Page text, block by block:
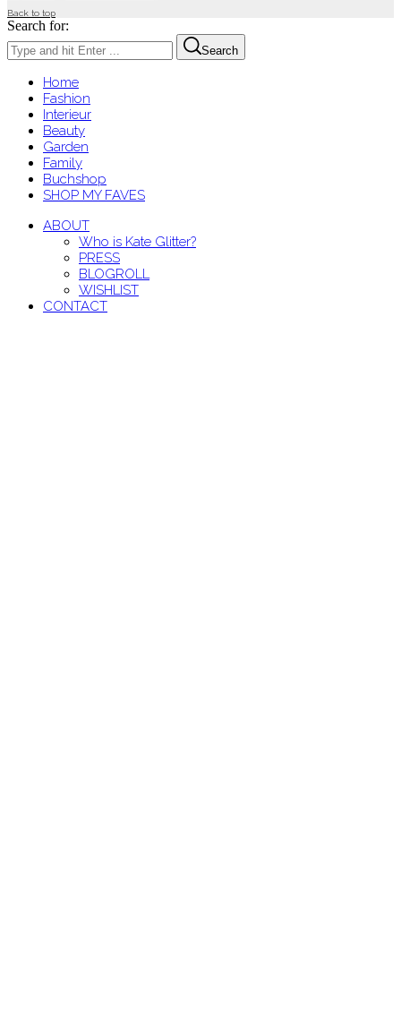
Back to top
Search for:
Search
Home
Fashion
Interieur
Beauty
Garden
Family
Buchshop
SHOP MY FAVES
ABOUT
Who is Kate Glitter?
PRESS
BLOGROLL
WISHLIST
CONTACT